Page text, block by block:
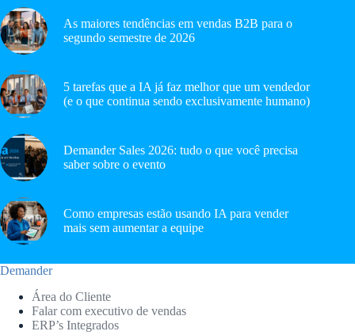
As maiores tendências em vendas B2B para o
segundo semestre de 2026
5 tarefas que a IA já faz melhor que um vendedor
(e o que continua sendo exclusivamente humano)
Demander Sales 2026: tudo o que você precisa
saber sobre o evento
Como empresas estão usando IA para vender
mais sem aumentar a equipe
Demander
Área do Cliente
Falar com executivo de vendas
ERP’s Integrados